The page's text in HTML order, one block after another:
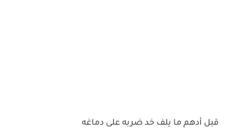
قبل أدهم ما يلف خد ضربه على دماغه